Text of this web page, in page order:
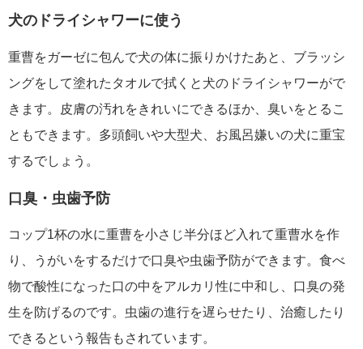
犬のドライシャワーに使う
重曹をガーゼに包んで犬の体に振りかけたあと、ブラッシ
ングをして塗れたタオルで拭くと犬のドライシャワーがで
きます。皮膚の汚れをきれいにできるほか、臭いをとるこ
ともできます。多頭飼いや大型犬、お風呂嫌いの犬に重宝
するでしょう。
口臭・虫歯予防
コップ1杯の水に重曹を小さじ半分ほど入れて重曹水を作
り、うがいをするだけで口臭や虫歯予防ができます。食べ
物で酸性になった口の中をアルカリ性に中和し、口臭の発
生を防げるのです。虫歯の進行を遅らせたり、治癒したり
できるという報告もされています。